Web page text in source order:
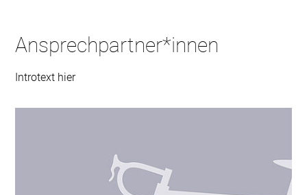
Ansprechpartner*innen
Introtext hier